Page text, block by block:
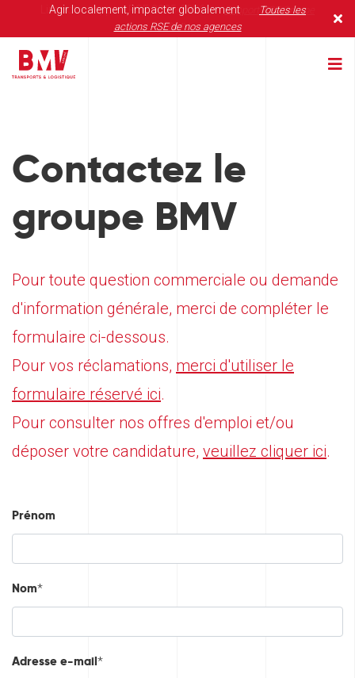
Lire notre rapport RSE 2025-2026
Rapport RSE Groupe
BMV
Agir localement, impacter globalement
Toutes les
actions RSE de nos agences
BMV, présent pour servir les entrepreneurs en savoir plus
Contactez le
groupe BMV
Pour toute question commerciale ou demande
d'information générale, merci de compléter le
formulaire ci-dessous.
Pour vos réclamations, merci d'utiliser le
formulaire réservé ici.
Pour consulter nos offres d'emploi et/ou
déposer votre candidature, veuillez cliquer ici.
Prénom
Nom*
Adresse e-mail*